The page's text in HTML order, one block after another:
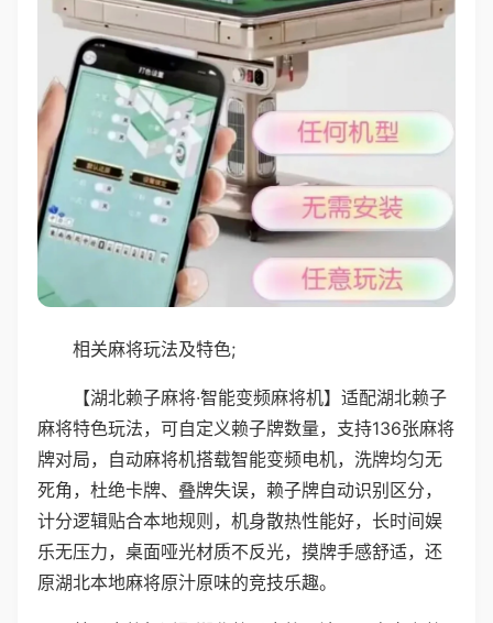
相关麻将玩法及特色;
【湖北赖子麻将·智能变频麻将机】适配湖北赖子
麻将特色玩法，可自定义赖子牌数量，支持136张麻将
牌对局，自动麻将机搭载智能变频电机，洗牌均匀无
死角，杜绝卡牌、叠牌失误，赖子牌自动识别区分，
计分逻辑贴合本地规则，机身散热性能好，长时间娱
乐无压力，桌面哑光材质不反光，摸牌手感舒适，还
原湖北本地麻将原汁原味的竞技乐趣。